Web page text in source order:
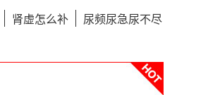
肾虚怎么补 尿频尿急尿不尽